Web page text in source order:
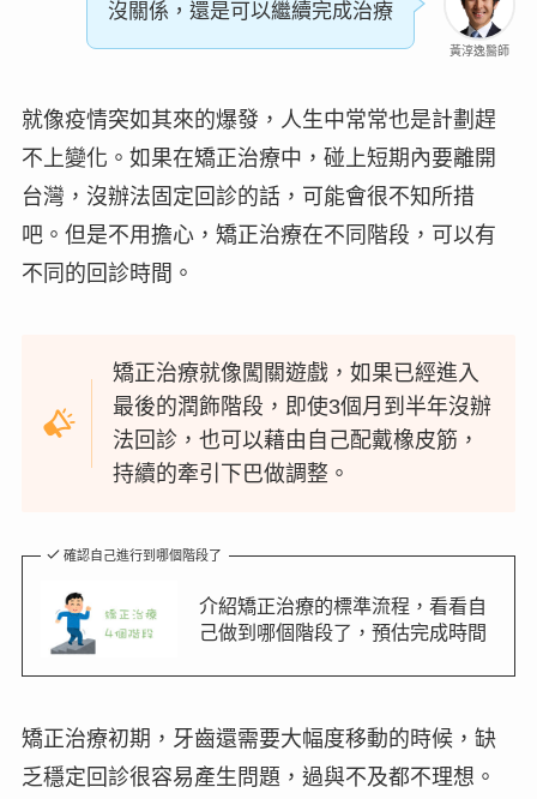
黃淳逸醫師
沒關係，還是可以繼續完成治療
就像疫情突如其來的爆發，人生中常常也是計劃趕
不上變化。如果在矯正治療中，碰上短期內要離開
台灣，沒辦法固定回診的話，可能會很不知所措
吧。但是不用擔心，矯正治療在不同階段，可以有
不同的回診時間。
矯正治療就像闖關遊戲，如果已經進入
最後的潤飾階段，即使3個月到半年沒辦
法回診，也可以藉由自己配戴橡皮筋，
持續的牽引下巴做調整。
確認自己進行到哪個階段了
介紹矯正治療的標準流程，看看自
己做到哪個階段了，預估完成時間
矯正治療初期，牙齒還需要大幅度移動的時候，缺
乏穩定回診很容易產生問題，過與不及都不理想。